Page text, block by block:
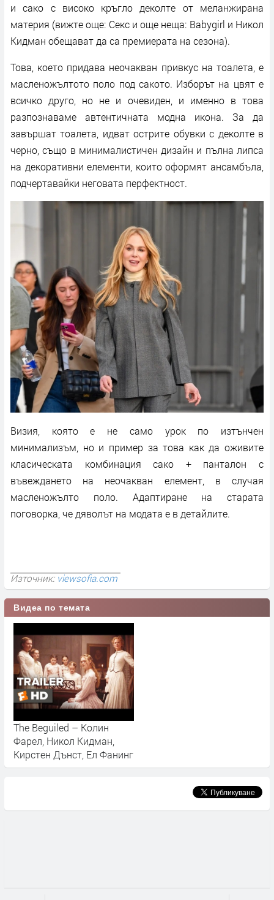
и сако с високо кръгло деколте от меланжирана
материя (вижте още: Секс и още неща: Babygirl и Никол
Кидман обещават да са премиерата на сезона).
Това, което придава неочакван привкус на тоалета, е
масленожълтото поло под сакото. Изборът на цвят е
всичко друго, но не и очевиден, и именно в това
разпознаваме автентичната модна икона. За да
завършат тоалета, идват острите обувки с деколте в
черно, също в минималистичен дизайн и пълна липса
на декоративни елементи, които оформят ансамбъла,
подчертавайки неговата перфектност.
Визия, която е не само урок по изтънчен
минимализъм, но и пример за това как да оживите
класическата комбинация сако + панталон с
въвеждането на неочакван елемент, в случая
масленожълто поло. Адаптиране на старата
поговорка, че дяволът на модата е в детайлите.
Източник:viewsofia.com
Видеа по темата
The Beguiled – Колин
Фарел, Никол Кидман,
Кирстен Дънст, Ел Фанинг